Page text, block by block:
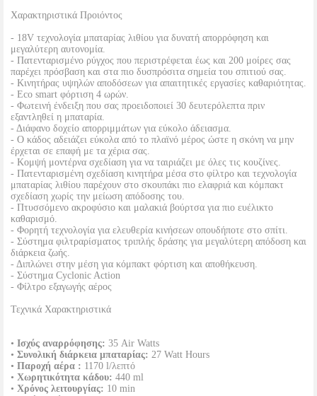
Χαρακτηριστικά Προιόντος
- 18V τεχνολογία μπαταρίας λιθίου για δυνατή απορρόφηση και
μεγαλύτερη αυτονομία.
- Πατενταρισμένο ρύγχος που περιστρέφεται έως και 200 μοίρες σας
παρέχει πρόσβαση και στα πιο δυσπρόσιτα σημεία του σπιτιού σας.
- Κινητήρας υψηλών αποδόσεων για απαιτητικές εργασίες καθαριότητας.
- Eco smart φόρτιση 4 ωρών.
- Φωτεινή ένδειξη που σας προειδοποιεί 30 δευτερόλεπτα πριν
εξαντληθεί η μπαταρία.
- Διάφανο δοχείο απορριμμάτων για εύκολο άδειασμα.
- Ο κάδος αδειάζει εύκολα από το πλαϊνό μέρος ώστε η σκόνη να μην
έρχεται σε επαφή με τα χέρια σας.
- Κομψή μοντέρνα σχεδίαση για να ταιριάζει με όλες τις κουζίνες.
- Πατενταρισμένη σχεδίαση κινητήρα μέσα στο φίλτρο και τεχνολογία
μπαταρίας λιθίου παρέχουν στο σκουπάκι πιο ελαφριά και κόμπακτ
σχεδίαση χωρίς την μείωση απόδοσης του.
- Πτυσσόμενο ακροφύσιο και μαλακιά βούρτσα για πιο ευέλικτο
καθαρισμό.
- Φορητή τεχνολογία για ελευθερία κινήσεων οπουδήποτε στο σπίτι.
- Σύστημα φιλτραρίσματος τριπλής δράσης για μεγαλύτερη απόδοση και
διάρκεια ζωής.
- Διπλώνει στην μέση για κόμπακτ φόρτιση και αποθήκευση.
- Σύστημα Cyclonic Action
- Φίλτρο εξαγωγής αέρος
Τεχνικά Χαρακτηριστικά
• Ισχύς αναρρόφησης: 35 Air Watts
• Συνολική διάρκεια μπαταρίας: 27 Watt Hours
• Παροχή αέρα : 1170 l/λεπτό
• Χωρητικότητα κάδου: 440 ml
• Χρόνος λειτουργίας: 10 min